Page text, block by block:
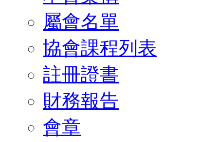
屬會名單
協會課程列表
註冊證書
財務報告
會章